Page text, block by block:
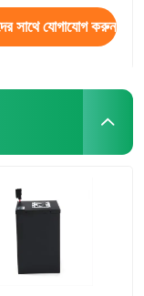
সাথে যোগাযোগ করুন